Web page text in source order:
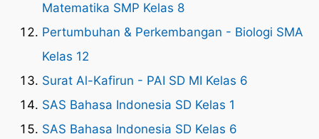
Matematika SMP Kelas 8
Pertumbuhan & Perkembangan - Biologi SMA
Kelas 12
Surat Al-Kafirun - PAI SD MI Kelas 6
SAS Bahasa Indonesia SD Kelas 1
SAS Bahasa Indonesia SD Kelas 6